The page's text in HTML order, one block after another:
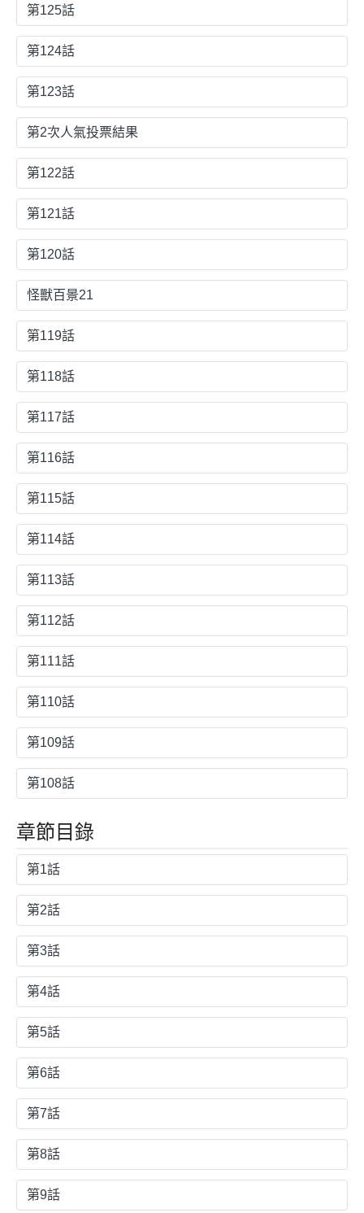
第125話
第124話
第123話
第2次人氣投票結果
第122話
第121話
第120話
怪獸百景21
第119話
第118話
第117話
第116話
第115話
第114話
第113話
第112話
第111話
第110話
第109話
第108話
章節目錄
第1話
第2話
第3話
第4話
第5話
第6話
第7話
第8話
第9話